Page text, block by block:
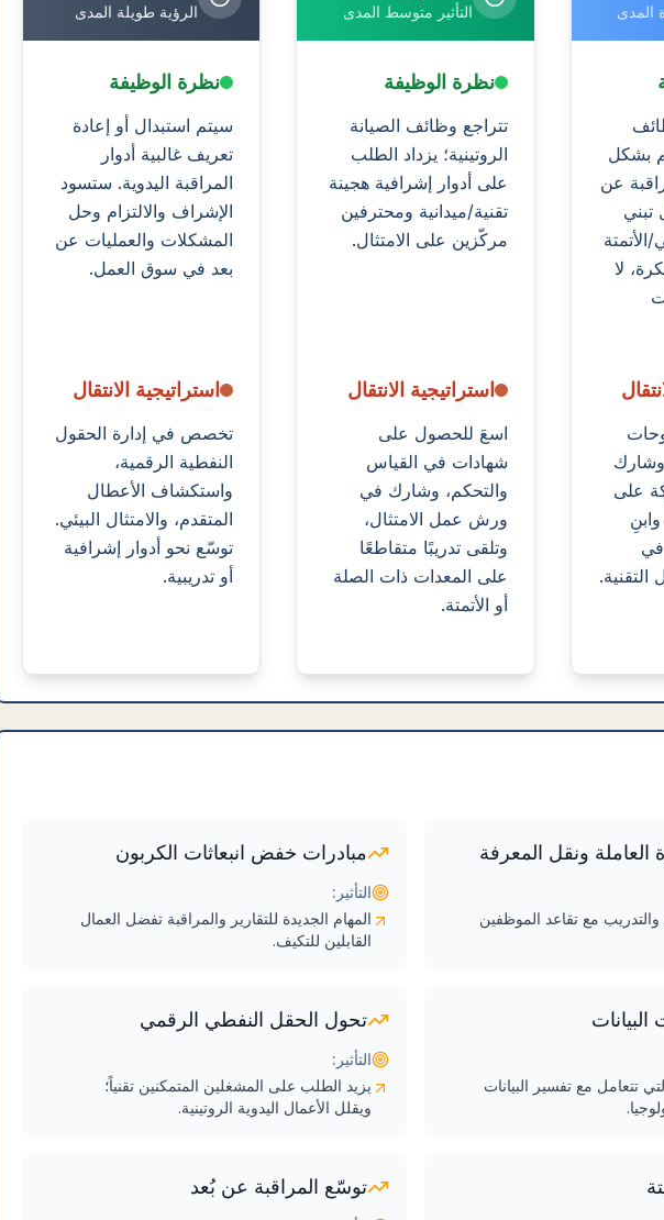
المدى
بشكل
عن
تبني
الأتمتة
لا
وشارك
على
وابنِ
التأثير متوسط المدى
نظرة الوظيفة
تتراجع وظائف الصيانة
الروتينية؛ يزداد الطلب
على أدوار إشرافية هجينة
تقنية/ميدانية ومحترفين
مركّزين على الامتثال.
استراتيجية الانتقال
اسعَ للحصول على
شهادات في القياس
والتحكم، وشارك في
ورش عمل الامتثال،
وتلقى تدريبًا متقاطعًا
على المعدات ذات الصلة
أو الأتمتة.
الرؤية طويلة المدى
نظرة الوظيفة
سيتم استبدال أو إعادة
تعريف غالبية أدوار
المراقبة اليدوية. ستسود
الإشراف والالتزام وحل
المشكلات والعمليات عن
بعد في سوق العمل.
استراتيجية الانتقال
تخصص في إدارة الحقول
النفطية الرقمية،
واستكشاف الأعطال
المتقدم، والامتثال البيئي.
توسّع نحو أدوار إشرافية
أو تدريبية.
العاملة ونقل المعرفة
مع تقاعد الموظفين
مبادرات خفض انبعاثات الكربون
التأثير:
المهام الجديدة للتقارير والمراقبة تفضل العمال
القابلين للتكيف.
تتعامل مع تفسير البيانات
تحول الحقل النفطي الرقمي
التأثير:
يزيد الطلب على المشغلين المتمكنين تقنياً؛
ويقلل الأعمال اليدوية الروتينية.
توسّع المراقبة عن بُعد